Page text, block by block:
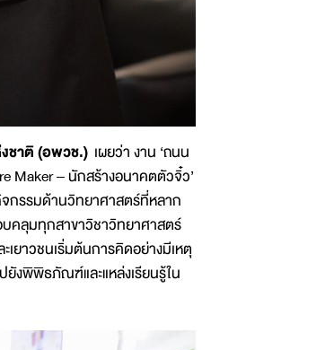
ชาติ (อพวช.) เผยว่า งาน ‘ถนน
Maker – นักสร้างอนาคตตัวจิ๋ว’
จกรรมด้านวิทยาศาสตร์ที่หลาก
คลุมทุกสาขาวิชาวิทยาศาสตร์
เยาวชนเริ่มต้นการคิดอย่างมีเหตุ
ยังพิพิธภัณฑ์และแหล่งเรียนรู้ใน